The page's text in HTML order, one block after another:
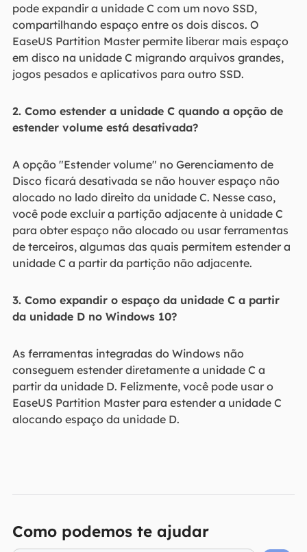
pode expandir a unidade C com um novo SSD,
compartilhando espaço entre os dois discos. O
EaseUS Partition Master permite liberar mais espaço
em disco na unidade C migrando arquivos grandes,
jogos pesados e aplicativos para outro SSD.
2. Como estender a unidade C quando a opção de
estender volume está desativada?
A opção "Estender volume" no Gerenciamento de
Disco ficará desativada se não houver espaço não
alocado no lado direito da unidade C. Nesse caso,
você pode excluir a partição adjacente à unidade C
para obter espaço não alocado ou usar ferramentas
de terceiros, algumas das quais permitem estender a
unidade C a partir da partição não adjacente.
3. Como expandir o espaço da unidade C a partir
da unidade D no Windows 10?
As ferramentas integradas do Windows não
conseguem estender diretamente a unidade C a
partir da unidade D. Felizmente, você pode usar o
EaseUS Partition Master para estender a unidade C
alocando espaço da unidade D.
Como podemos te ajudar